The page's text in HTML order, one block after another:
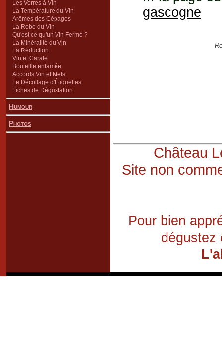
Les Verres à Vin
La Température du Vin
Arômes des Cépages
La Robe du Vin
Qu'est ce qu'un Vin Fermé ?
La Minéralité du Vin
La Réduction
Vin et Carafe
Bouteille entamée
Accords Vin et Mets
Le Décollage d'Étiquettes
Fiches de Dégustation
Humour
Photos
gascogne
Château
Site non
Pour bien
dégustez